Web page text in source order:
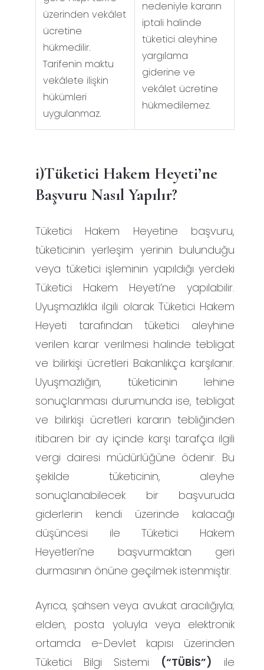
üzerinden vekâlet
ücretine
hükmedilir.
Tarifenin maktu
vekâlete ilişkin
hükümleri
uygulanmaz.
nedeniyle kararın
iptali halinde
tüketici aleyhine
yargılama
giderine ve
vekâlet ücretine
hükmedilemez.
i)Tüketici Hakem Heyeti’ne
Başvuru Nasıl Yapılır?
Tüketici Hakem Heyetine başvuru,
tüketicinin yerleşim yerinin bulunduğu
veya tüketici işleminin yapıldığı yerdeki
Tüketici Hakem Heyeti’ne yapılabilir.
Uyuşmazlıkla ilgili olarak Tüketici Hakem
Heyeti tarafından tüketici aleyhine
verilen karar verilmesi halinde tebligat
ve bilirkişi ücretleri Bakanlıkça karşılanır.
Uyuşmazlığın, tüketicinin lehine
sonuçlanması durumunda ise, tebligat
ve bilirkişi ücretleri kararın tebliğinden
itibaren bir ay içinde karşı tarafça ilgili
vergi dairesi müdürlüğüne ödenir. Bu
şekilde tüketicinin, aleyhe
sonuçlanabilecek bir başvuruda
giderlerin kendi üzerinde kalacağı
düşüncesi ile Tüketici Hakem
Heyetleri’ne başvurmaktan geri
durmasının önüne geçilmek istenmiştir.
Ayrıca, şahsen veya avukat aracılığıyla;
elden, posta yoluyla veya elektronik
ortamda e-Devlet kapısı üzerinden
Tüketici Bilgi Sistemi (“TÜBİS”) ile